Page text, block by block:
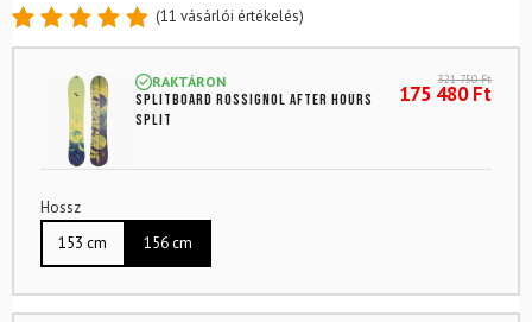
Értékelés
5-ből,
11
értékelés
alapján
(11 vásárlói értékelés)
RAKTÁRON
Splitboard ROSSIGNOL After Hours
Split
321 750Ft
175 480Ft
Hossz
153 cm
156 cm